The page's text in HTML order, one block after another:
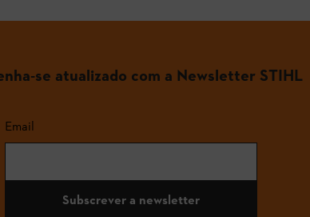
se atualizado com a Newsletter STIHL
Email
Subscrever a newsletter